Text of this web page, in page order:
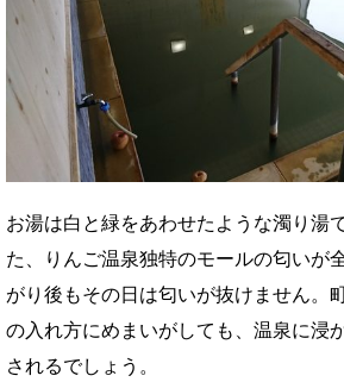
お湯は白と緑をあわせたような濁り湯
た、りんご温泉独特のモールの匂いが
がり後もその日は匂いが抜けません。
の入れ方にめまいがしても、温泉に浸
されるでしょう。